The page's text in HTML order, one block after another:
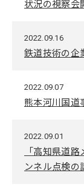
状況の視察会
2022.09.16
鉄道技術の企
2022.09.07
熊本河川国道
2022.09.01
「高知県道
ンネル点検の